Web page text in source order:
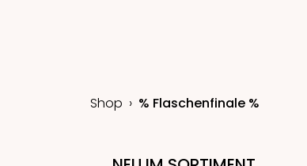
Shop % Flaschenfinale %